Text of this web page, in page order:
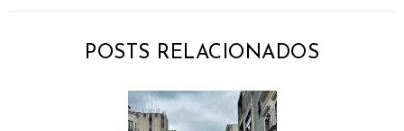
POSTS RELACIONADOS